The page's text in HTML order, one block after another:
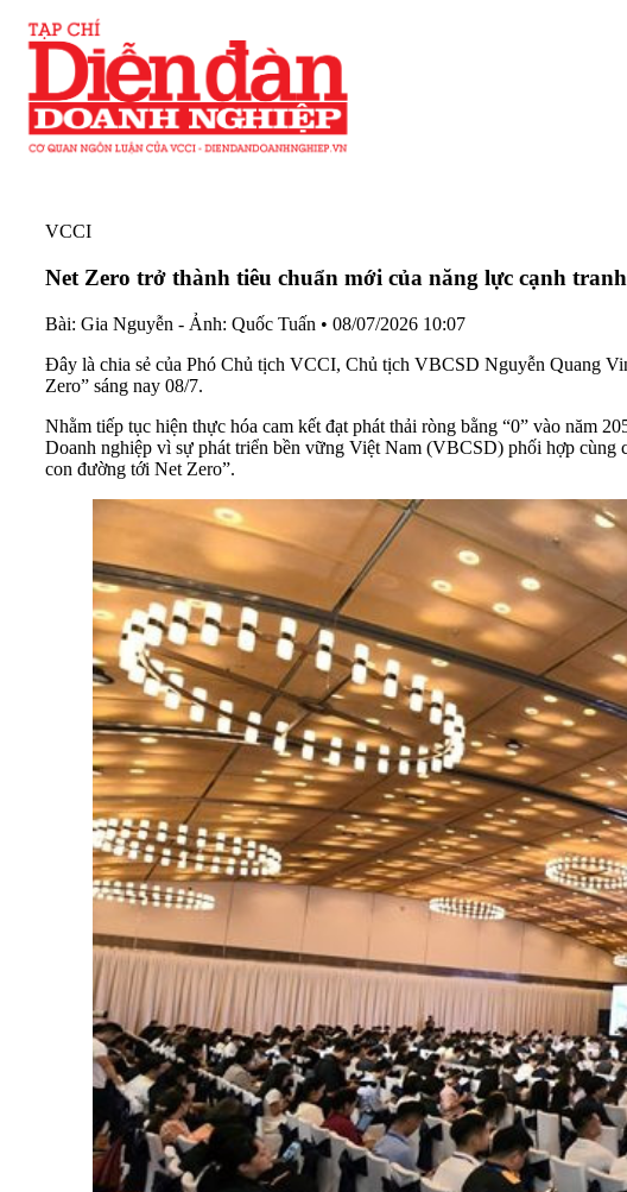
VCCI
Net Zero trở thành tiêu chuẩn mới của năng lực cạnh
Bài: Gia Nguyễn - Ảnh: Quốc Tuấn • 08/07/2026 10:07
Đây là chia sẻ của Phó Chủ tịch VCCI, Chủ tịch VBCSD Nguyễn Quang
Zero” sáng nay 08/7.
Nhằm tiếp tục hiện thực hóa cam kết đạt phát thải ròng bằng “0” vào năm
Doanh nghiệp vì sự phát triển bền vững Việt Nam (VBCSD) phối hợp
con đường tới Net Zero”.